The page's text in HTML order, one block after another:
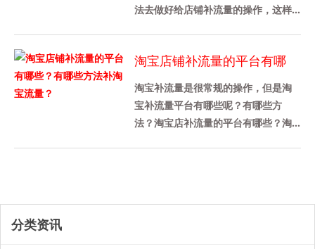
法去做好给店铺补流量的操作，这样
补......
淘宝店铺补流量的平台有哪
些？有哪些方法补淘宝流量？
淘宝补流量是很常规的操作，但是淘
宝补流量平台有哪些呢？有哪些方
法？淘宝店补流量的平台有哪些？淘
分类资讯